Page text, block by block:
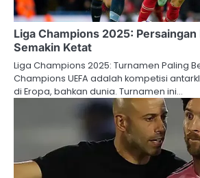
Liga Champions 2025: Persaingan
Semakin Ketat
Liga Champions 2025: Turnamen Paling
Champions UEFA adalah kompetisi
di Eropa, bahkan dunia. Turnamen ini…